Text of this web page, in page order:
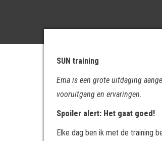
SUN training
Ema is een grote uitdaging
vooruitgang en ervaringen.
Spoiler alert: Het gaat goed!
Elke dag ben ik met de training